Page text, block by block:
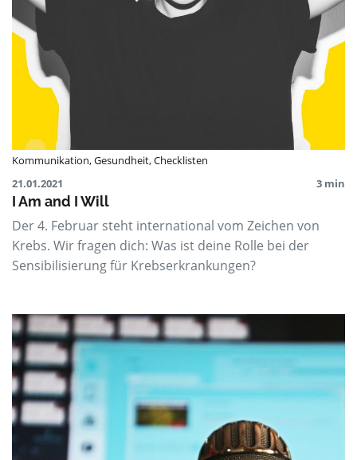
Kommunikation,Gesundheit,Checklisten
21.01.2021
3 min
I Am and I Will
Der 4. Februar steht international vom Zeichen von
Krebs. Wir fragen dich: Was ist deine Rolle bei der
Sensibilisierung für Krebserkrankungen?